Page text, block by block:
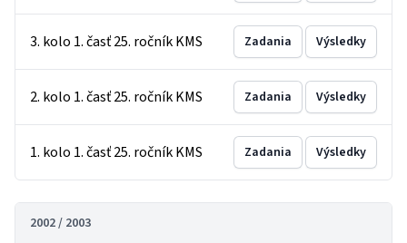
3. kolo 1. časť 25. ročník KMS Zadania Výsledky
2. kolo 1. časť 25. ročník KMS Zadania Výsledky
1. kolo 1. časť 25. ročník KMS Zadania Výsledky
2002 / 2003